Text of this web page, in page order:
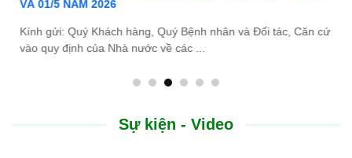
do thiên tai lũ lụt, Bệnh viện Bình Dân ...
Sự kiện - Video